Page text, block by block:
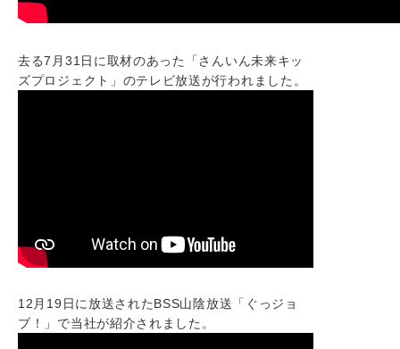
去る7月31日に取材のあった「さんいん未来キッ
ズプロジェクト」のテレビ放送が行われました。
12月19日に放送されたBSS山陰放送「ぐっジョ
ブ！」で当社が紹介されました。